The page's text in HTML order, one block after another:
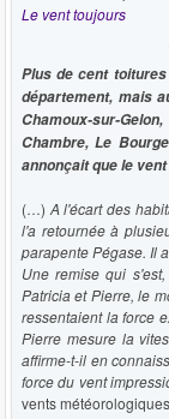
Le vent toujours
Plus de cent
département, mais
Chamoux-sur-
Chambre, Le
annonçait que le
(…) A l'écart des
l'a retournée à
parapente Pégase. Il
Une remise qui
Patricia et Pierre, le
ressentaient la force
Pierre mesure la
affirme-t-il en
force du vent
vents